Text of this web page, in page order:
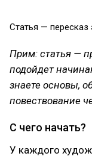
Статья —
Прим: статья —
подойдет
знаете основы,
повествование
С чего начать?
У каждого